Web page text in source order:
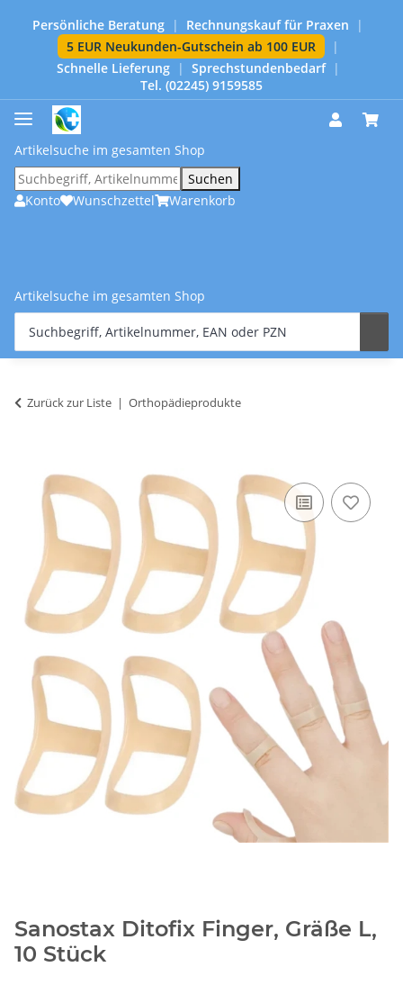
Persönliche Beratung | Rechnungskauf für Praxen
|
5 EUR Neukunden-Gutschein ab 100 EUR
|
Schnelle Lieferung
| Sprechstundenbedarf
|
Tel. (02245) 9159585
Artikelsuche im gesamten Shop
Suchen
Konto
Wunschzettel Warenkorb
Artikelsuche im gesamten Shop
Zurück zur Liste Orthopädieprodukte
Sanostax Ditofix Finger, Gräße L,
10 Stück